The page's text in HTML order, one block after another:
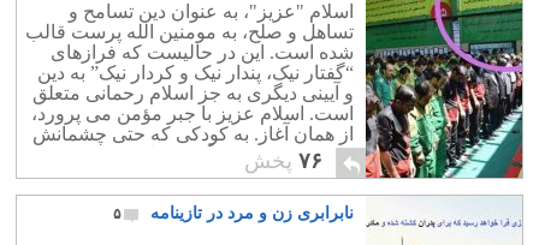
اسلام "عزیز"، به عنوان دین تسامح و
تساهل و صلح، به مومنین الله پرست قالب
شده است. این در حالیست که فرازهای
“گفتار نیک، پندار نیک و کردار نیک” به دین
و آیینی دیگری به جز اسلام رحمانی متعلق
است. اسلام عزیز با جبر مؤمن می پرورد،
از همان آغاز. به کودکی که حتی چشمانش
درست نمی بیند و گوش هایش به خوبی
نمی شنود و تفکیک دیداری و شنیداری
ندارد، می خوراند که الله پرست است و
این تجاوز به حق آزادی انسان در نوزادی را
۷۶ پخش
نابرابری زن و مرد در تازینامه ۵